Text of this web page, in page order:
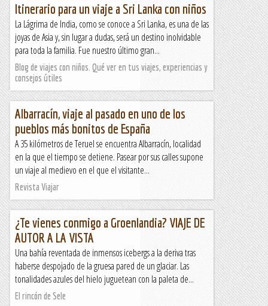
Itinerario para un viaje a Sri Lanka con niños
La Lágrima de India, como se conoce a Sri Lanka, es una de las
joyas de Asia y, sin lugar a dudas, será un destino inolvidable
para toda la familia. Fue nuestro último gran...
Blog de viajes con niños. Qué ver en tus viajes, experiencias y
consejos útiles
Albarracín, viaje al pasado en uno de los
pueblos más bonitos de España
A 35 kilómetros de Teruel se encuentra Albarracín, localidad
en la que el tiempo se detiene. Pasear por sus calles supone
un viaje al medievo en el que el visitante...
Revista Viajar
¿Te vienes conmigo a Groenlandia? VIAJE DE
AUTOR A LA VISTA
Una bahía reventada de inmensos icebergs a la deriva tras
haberse despojado de la gruesa pared de un glaciar. Las
tonalidades azules del hielo juguetean con la paleta de...
El rincón de Sele